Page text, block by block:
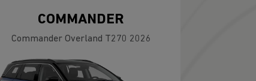
COMMANDER
Commander Overland T270 2026